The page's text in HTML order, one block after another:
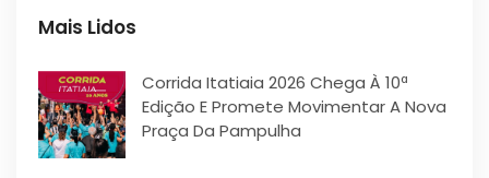
Mais Lidos
Corrida Itatiaia 2026 Chega À 10ª
Edição E Promete Movimentar A Nova
Praça Da Pampulha